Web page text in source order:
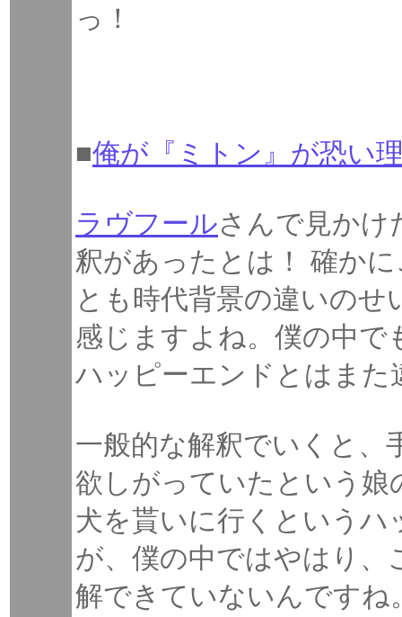
っ！
■俺が『ミトン』が恐い
ラヴフールさんで見かけ
釈があったとは！ 確か
とも時代背景の違いの
感じますよね。僕の中で
ハッピーエンドとはま
一般的な解釈でいくと、
欲しがっていたという娘
犬を貰いに行くという
が、僕の中ではやはり、
解できていないんですね